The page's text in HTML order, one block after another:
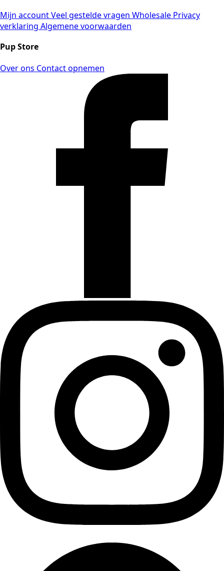
Mijn accountVeel gestelde vragen Wholesale Privacy
verklaring Algemene voorwaarden
Pup Store
Over ons Contact opnemen